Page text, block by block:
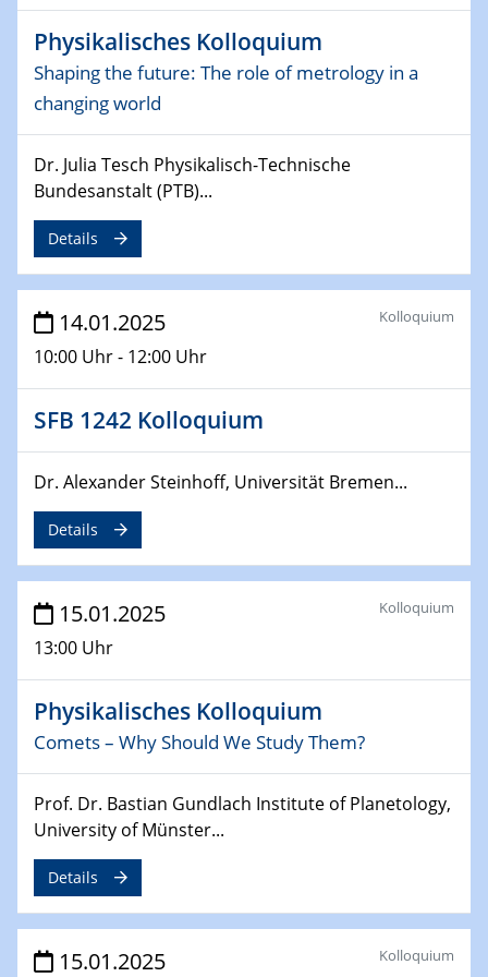
06.02.2025
Sfb-trr247-all Seminar
CataLysis Joint Colloquium)
10.02.2025 - 11.02.2025
Sfb-trr247-all Workshop
UnOCat
11.02.2025
SFB/TRR 270 Kolloquium
11.02.2025
Social Hour
Natural Water to H2
12.02.2025 - 14.02.2025
Sfb-trr247-all Annual Meeting
24.02.2025
CENIDE-BGU Seminar
27.02.2025
WIN & CENIDE Seminar Series on 2D-
MATURE
27.02.2025
Sfb-trr247-all Seminar
18.03.2025 - 19.03.2025
Kooperationsseminar
Elektrolyse/Brennstoffzelle
21.03.2025
EIC Pathfinder
EU funding for early stage scientific, technological or
Physikalisches Kolloquium
Shaping the future: The role of metrology in a
changing world
Dr. Julia Tesch Physikalisch-Technische
Bundesanstalt (PTB)...
Details
14.01.2025
10:00 Uhr - 12:00 Uhr
Kolloquium
SFB 1242 Kolloquium
Dr. Alexander Steinhoff, Universität Bremen...
Details
15.01.2025
13:00 Uhr
Kolloquium
Physikalisches Kolloquium
Comets – Why Should We Study Them?
Prof. Dr. Bastian Gundlach Institute of Planetology,
University of Münster...
Details
15.01.2025 Kolloquium